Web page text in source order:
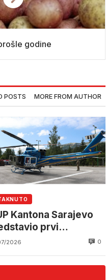
godine
POSTS MORE FROM AUTHOR
Kantona Sarajevo
prvi
i
2026 0